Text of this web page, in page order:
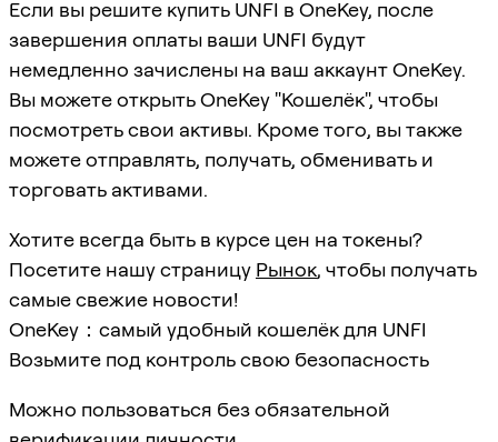
Если вы решите купить UNFI в OneKey, после
завершения оплаты ваши UNFI будут
немедленно зачислены на ваш аккаунт OneKey.
Вы можете открыть OneKey "Кошелёк", чтобы
посмотреть свои активы. Кроме того, вы также
можете отправлять, получать, обменивать и
торговать активами.
Хотите всегда быть в курсе цен на токены?
Посетите нашу страницу Рынок, чтобы получать
самые свежие новости!
OneKey：самый удобный кошелёк для UNFI
Возьмите под контроль свою безопасность
Можно пользоваться без обязательной